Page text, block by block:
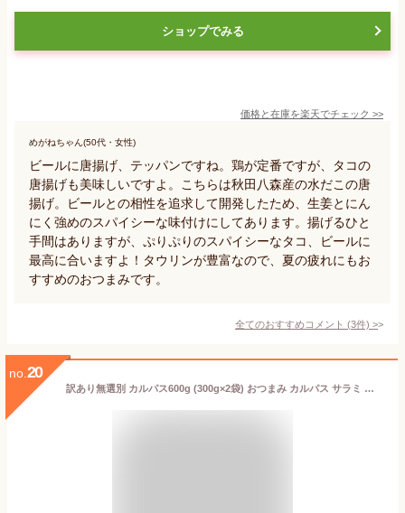
ショップでみる
価格と在庫を楽天でチェック >>
めがねちゃん(50代・女性)
ビールに唐揚げ、テッパンですね。鶏が定番ですが、タコの
唐揚げも美味しいですよ。こちらは秋田八森産の水だこの唐
揚げ。ビールとの相性を追求して開発したため、生姜とにん
にく強めのスパイシーな味付けにしてあります。揚げるひと
手間はありますが、ぷりぷりのスパイシーなタコ、ビールに
最高に合いますよ！タウリンが豊富なので、夏の疲れにもお
すすめのおつまみです。
全てのおすすめコメント (3件) >
no. 20
訳あり無選別 カルパス600g (300g×2袋) おつまみ カルパス サラミ ドライソーセージ 珍味 訳あり 送料無料 お試し ポイント消化 人気商品 山形 大容量 お徳用 メール便 NP [無選別Aカルパス2袋 LN] 即送